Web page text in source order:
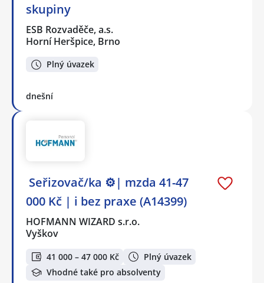
skupiny
ESB Rozvaděče, a.s.
Horní Heršpice, Brno
Plný úvazek
dnešní
️ Seřizovač/ka ⚙️| mzda 41-47
000 Kč | i bez praxe (A14399)
HOFMANN WIZARD s.r.o.
Vyškov
41 000 – 47 000 Kč
Plný úvazek
Vhodné také pro absolventy